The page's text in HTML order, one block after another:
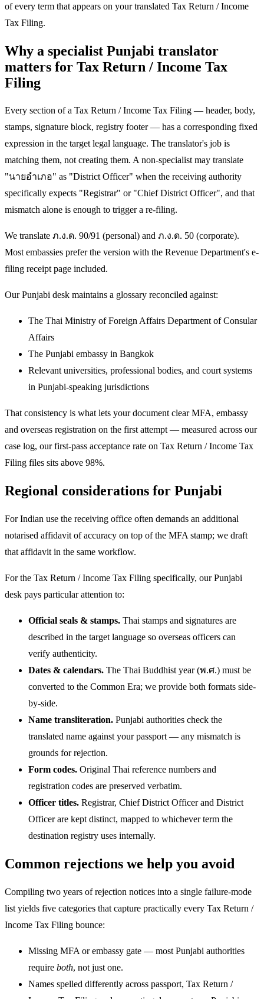
of every term that appears on your translated Tax Return / Income
Tax Filing.
Why a specialist Punjabi translator
matters for Tax Return / Income Tax
Filing
Every section of a Tax Return / Income Tax Filing — header, body,
stamps, signature block, registry footer — has a corresponding fixed
expression in the target legal language. The translator's job is
matching them, not creating them. A non-specialist may translate
"นายอำเภอ" as "District Officer" when the receiving authority
specifically expects "Registrar" or "Chief District Officer", and that
mismatch alone is enough to trigger a re-filing.
We translate ภ.ง.ด. 90/91 (personal) and ภ.ง.ด. 50 (corporate).
Most embassies prefer the version with the Revenue Department's e-
filing receipt page included.
Our Punjabi desk maintains a glossary reconciled against:
The Thai Ministry of Foreign Affairs Department of Consular
Affairs
The Punjabi embassy in Bangkok
Relevant universities, professional bodies, and court systems
in Punjabi-speaking jurisdictions
That consistency is what lets your document clear MFA, embassy
and overseas registration on the first attempt — measured across our
case log, our first-pass acceptance rate on Tax Return / Income Tax
Filing files sits above 98%.
Regional considerations for Punjabi
For Indian use the receiving office often demands an additional
notarised affidavit of accuracy on top of the MFA stamp; we draft
that affidavit in the same workflow.
For the Tax Return / Income Tax Filing specifically, our Punjabi
desk pays particular attention to:
Official seals & stamps. Thai stamps and signatures are
described in the target language so overseas officers can
verify authenticity.
Dates & calendars. The Thai Buddhist year (พ.ศ.) must be
converted to the Common Era; we provide both formats side-
by-side.
Name transliteration. Punjabi authorities check the
translated name against your passport — any mismatch is
grounds for rejection.
Form codes. Original Thai reference numbers and
registration codes are preserved verbatim.
Officer titles. Registrar, Chief District Officer and District
Officer are kept distinct, mapped to whichever term the
destination registry uses internally.
Common rejections we help you avoid
Compiling two years of rejection notices into a single failure-mode
list yields five categories that capture practically every Tax Return /
Income Tax Filing bounce:
Missing MFA or embassy gate — most Punjabi authorities
require both, not just one.
Names spelled differently across passport, Tax Return /